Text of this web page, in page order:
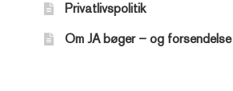
Privatlivspolitik
Om JA bøger – og forsendelse